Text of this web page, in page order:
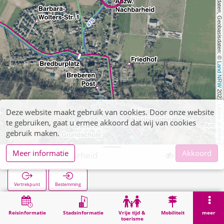
, Kartendaten, Geobasisdaten: ©
Land NRW
2021, Lizenz
dl-de/by-2-0
Reisinformatie Stadsinformatie
Vrije tijd &
toerisme
Mobiliteit meer
Abzw. Nachbarheid
Vertrekpunt Bestemming
Zoekopracht Abzw. Nachbarheid
Deze website maakt gebruik van cookies. Door onze website
te gebruiken, gaat u ermee akkoord dat wij van cookies
gebruik maken.
Meer informatie
Akkoord